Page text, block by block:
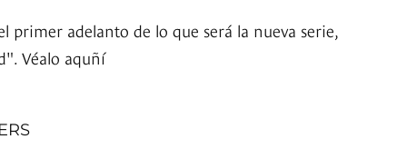
primer adelanto de lo que será la nueva serie,
Véalo aquñí